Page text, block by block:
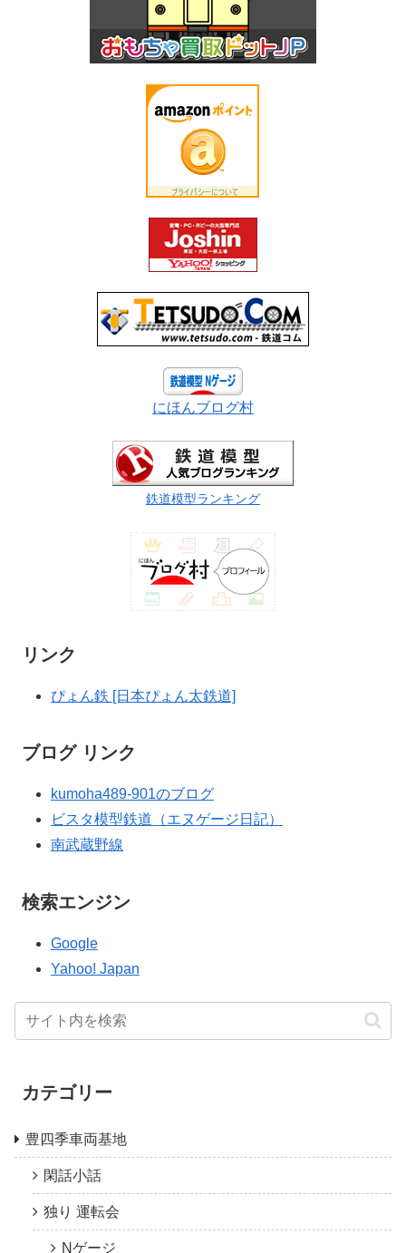
にほんブログ村
鉄道模型ランキング
リンク
ぴょん鉄 [日本ぴょん太鉄道]
ブログ リンク
kumoha489-901のブログ
ビスタ模型鉄道（エヌゲージ日記）
南武蔵野線
検索エンジン
Google
Yahoo! Japan
カテゴリー
豊四季車両基地
閑話小話
独り 運転会
Nゲージ